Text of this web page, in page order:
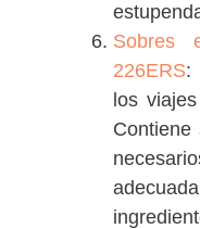
Sobres
226ERS:
los
Contiene